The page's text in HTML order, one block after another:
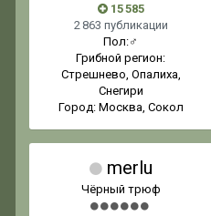
15 585
2 863 публикации
Пол:♂
Грибной регион:
Стрешнево, Опалиха,
Снегири
Город: Москва, Сокол
merlu
Чёрный трюф